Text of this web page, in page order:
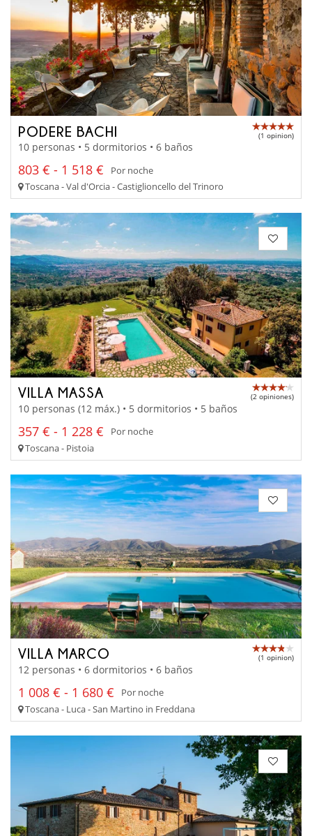
PODERE BACHI (1 opinion)
10 personas • 5 dormitorios • 6 baños
803 € - 1 518 €
Por noche
Toscana - Val d'Orcia - Castiglioncello del Trinoro
VILLA MASSA (2 opiniones)
10 personas (12 máx.) • 5 dormitorios • 5 baños
357 € - 1 228 €
Por noche
Toscana - Pistoia
VILLA MARCO (1 opinion)
12 personas • 6 dormitorios • 6 baños
1 008 € - 1 680 €
Por noche
Toscana - Luca - San Martino in Freddana